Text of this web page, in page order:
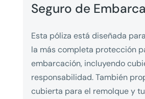
Seguro de
Esta póliza está diseñada
la más completa protección
embarcación, incluyendo
responsabilidad. También
cubierta para el remolque y